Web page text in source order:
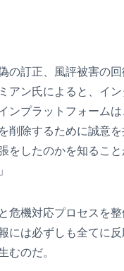
の訂正、風評被害の
アン氏によると、イ
ンプラットフォーム
削除するために誠意
をしたのかを知るこ
危機対応プロセスを
には必ずしも全てに
むのだ。